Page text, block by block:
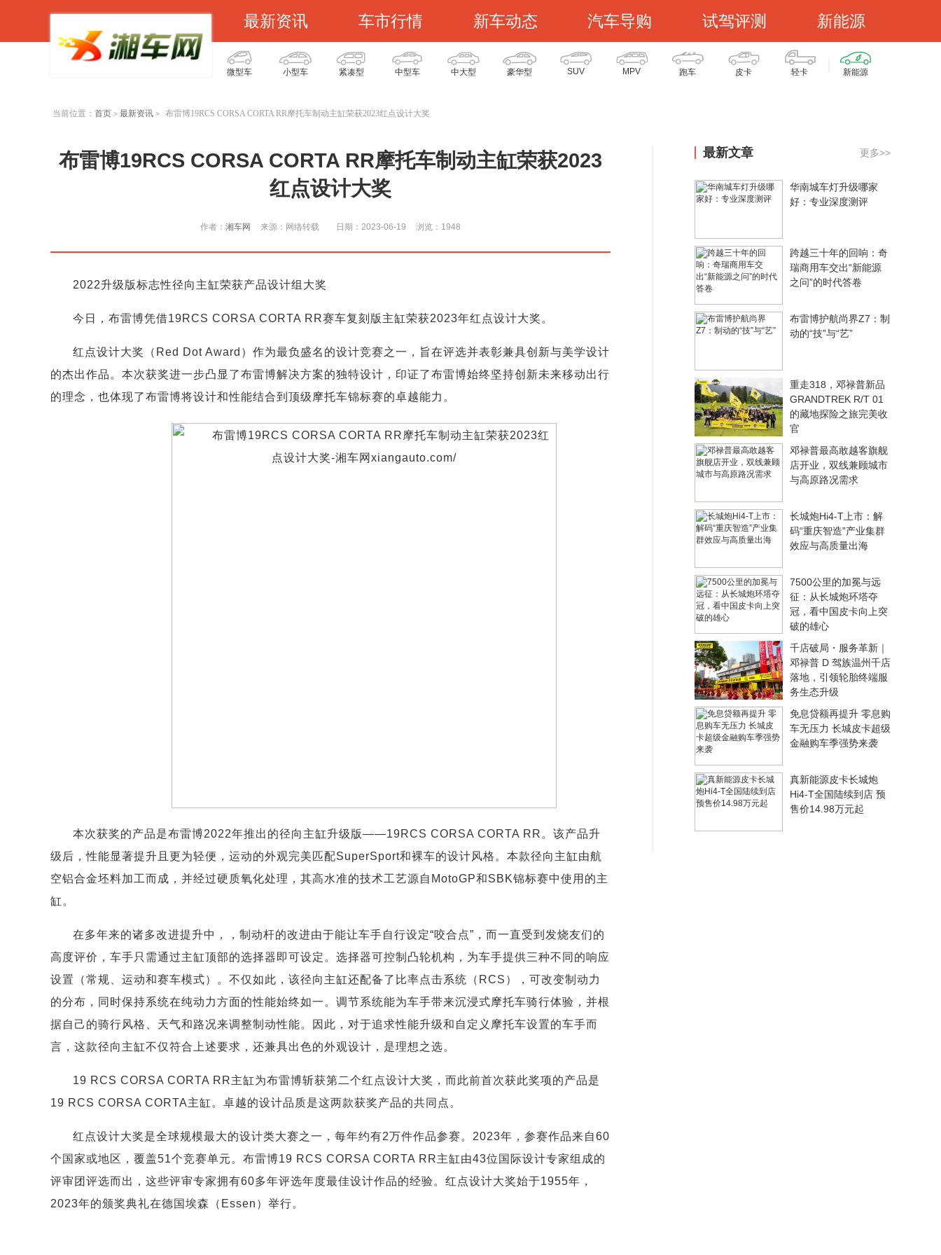
最新资讯 车市行情 新车动态 汽车导购 试驾评测 新能源
微型车 小型车 紧凑型 中型车 中大型 豪华型 SUV MPV 跑车 皮卡 轻卡 新能源
当前位置： 首页 > 最新资讯 > 布雷博19RCS CORSA CORTA RR摩托车制动主缸荣获2023红点设计大奖
布雷博19RCS CORSA CORTA RR摩托车制动主缸荣获2023
红点设计大奖
作者： 湘车网 来源：网络转载 日期：2023-06-19 浏览：1948
2022升级版标志性径向主缸荣获产品设计组大奖
今日，布雷博凭借19RCS CORSA CORTA RR赛车复刻版主缸荣获2023年红点设计大奖。
红点设计大奖（Red Dot Award）作为最负盛名的设计竞赛之一，旨在评选并表彰兼具创新与美学设计
的杰出作品。本次获奖进一步凸显了布雷博解决方案的独特设计，印证了布雷博始终坚持创新未来移动出行
的理念，也体现了布雷博将设计和性能结合到顶级摩托车锦标赛的卓越能力。
本次获奖的产品是布雷博2022年推出的径向主缸升级版——19RCS CORSA CORTA RR。该产品升
级后，性能显著提升且更为轻便，运动的外观完美匹配SuperSport和裸车的设计风格。本款径向主缸由航
空铝合金坯料加工而成，并经过硬质氧化处理，其高水准的技术工艺源自MotoGP和SBK锦标赛中使用的主
缸。
在多年来的诸多改进提升中，，制动杆的改进由于能让车手自行设定“咬合点”，而一直受到发烧友们的
高度评价，车手只需通过主缸顶部的选择器即可设定。选择器可控制凸轮机构，为车手提供三种不同的响应
设置（常规、运动和赛车模式）。不仅如此，该径向主缸还配备了比率点击系统（RCS），可改变制动力
的分布，同时保持系统在纯动力方面的性能始终如一。调节系统能为车手带来沉浸式摩托车骑行体验，并根
据自己的骑行风格、天气和路况来调整制动性能。因此，对于追求性能升级和自定义摩托车设置的车手而
言，这款径向主缸不仅符合上述要求，还兼具出色的外观设计，是理想之选。
19 RCS CORSA CORTA RR主缸为布雷博斩获第二个红点设计大奖，而此前首次获此奖项的产品是
19 RCS CORSA CORTA主缸。卓越的设计品质是这两款获奖产品的共同点。
红点设计大奖是全球规模最大的设计类大赛之一，每年约有2万件作品参赛。2023年，参赛作品来自60
个国家或地区，覆盖51个竞赛单元。布雷博19 RCS CORSA CORTA RR主缸由43位国际设计专家组成的
评审团评选而出，这些评审专家拥有60多年评选年度最佳设计作品的经验。红点设计大奖始于1955年，
2023年的颁奖典礼在德国埃森（Essen）举行。
最新文章 更多>>
华南城车灯升级哪家
好：专业深度测评
跨越三十年的回响：奇
瑞商用车交出“新能源
之问”的时代答卷
布雷博护航尚界Z7：制
动的“技”与“艺”
重走318，邓禄普新品
GRANDTREK R/T 01
的藏地探险之旅完美收
官
邓禄普最高敢越客旗舰
店开业，双线兼顾城市
与高原路况需求
长城炮Hi4-T上市：解
码“重庆智造”产业集群
效应与高质量出海
7500公里的加冕与远
征：从长城炮环塔夺
冠，看中国皮卡向上突
破的雄心
千店破局・服务革新｜
邓禄普 D 驾族温州千店
落地，引领轮胎终端服
务生态升级
免息贷额再提升 零息购
车无压力 长城皮卡超级
金融购车季强势来袭
真新能源皮卡长城炮
Hi4-T全国陆续到店 预
售价14.98万元起